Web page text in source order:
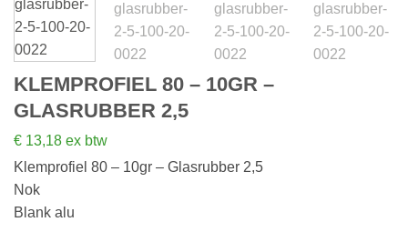
KLEMPROFIEL 80 – 10GR –
GLASRUBBER 2,5
€ 13,18 ex btw
Klemprofiel 80 – 10gr – Glasrubber 2,5
Nok
Blank alu